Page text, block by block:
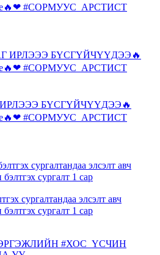
#СОРМУУС_АРСТИСТ
БҮСГҮЙЧҮҮДЭЭ🔥
#СОРМУУС_АРСТИСТ
сургалтандаа элсэлт авч
сургалт 1 сар